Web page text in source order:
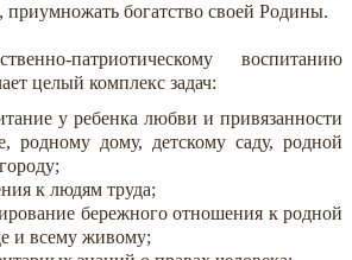
приумножать богатство своей Родины.
патриотическому воспитанию
целый комплекс задач:
у ребенка любви и привязанности
родному дому, детскому саду, родной
к людям труда;
бережного отношения к родной
и всему живому;